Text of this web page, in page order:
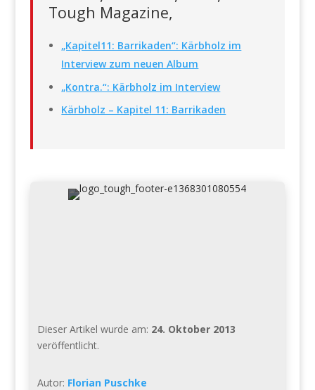
Tough Magazine,
„Kapitel11: Barrikaden“: Kärbholz im
Interview zum neuen Album
„Kontra.“: Kärbholz im Interview
Kärbholz – Kapitel 11: Barrikaden
Dieser Artikel wurde am: 24. Oktober 2013
veröffentlicht.
Autor: Florian Puschke